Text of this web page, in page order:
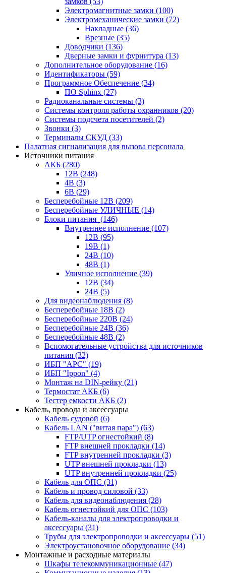
Электромагнитные замки (100)
Электромеханические замки (72)
Накладные (36)
Врезные (35)
Доводчики (136)
Дверные замки и фурнитура (13)
Дополнительное оборудование (16)
Идентификаторы (59)
Программное Обеспечение (34)
ПО Sphinx (27)
Радиоканальные системы (3)
Системы контроля работы охранников (20)
Системы подсчета посетителей (2)
Звонки (3)
Терминалы СКУД (33)
Палатная сигнализация для вызова персонала
Источники питания
АКБ (280)
12В (248)
4В (3)
6В (29)
Бесперебойные 12В (209)
Бесперебойные УЛИЧНЫЕ (14)
Блоки питания (146)
Внутреннее исполнение (107)
12В (95)
19В (1)
24В (10)
48В (1)
Уличное исполнение (39)
12В (34)
24В (5)
Для видеонаблюдения (8)
Бесперебойные 18В (2)
Бесперебойные 220В (24)
Бесперебойные 24В (36)
Бесперебойные 48В (2)
Вспомогательные устройства для источников
питания (32)
ИБП "APC" (19)
ИБП "Ippon" (4)
Монтаж на DIN-рейку (21)
Термостат АКБ (6)
Тестер емкости АКБ (2)
Кабель, провода и аксессуары
Кабель судовой (6)
Кабель LAN ("витая пара") (63)
FTP/UTP огнестойкий (8)
FTP внешней прокладки (14)
FTP внутренней прокладки (3)
UTP внешней прокладки (13)
UTP внутренней прокладки (25)
Кабель для ОПС (31)
Кабель и провод силовой (33)
Кабель для видеонаблюдения (28)
Кабель огнестойкий для ОПС (103)
Кабель-каналы для электропроводки и
аксессуары (31)
Трубы для электропроводки и аксессуары (51)
Электроустановочное оборудование (34)
Монтажные и расходные материалы
Шкафы телекоммуникационные (47)